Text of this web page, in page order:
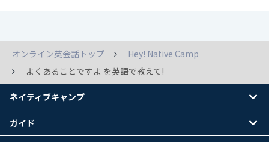
オンライン英会話トップ
Hey! Native Camp
よくあることですよ を英語で教えて!
ネイティブキャンプ
ガイド